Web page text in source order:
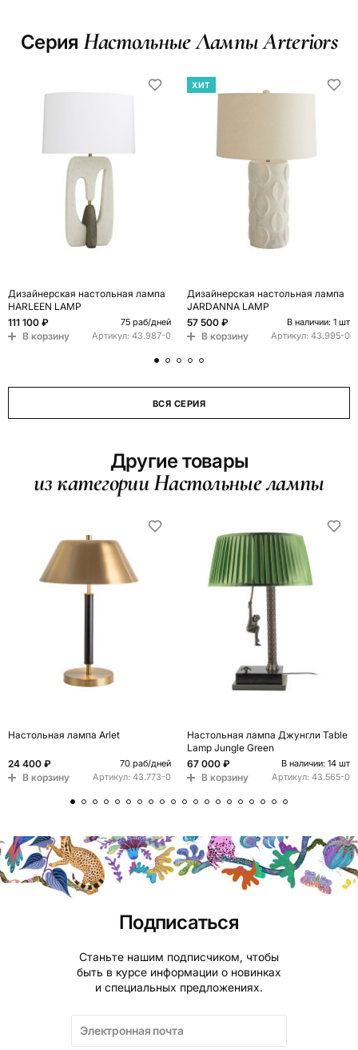
Серия Настольные Лампы Arteriors
Дизайнерская настольная лампа
HARLEEN LAMP
111 100 ₽
75 раб/дней
В корзину Артикул: 43.987-0
ХИТ
Дизайнерская настольная лампа
JARDANNA LAMP
57 500 ₽
В наличии: 1 шт
В корзину Артикул: 43.995-0
ВСЯ СЕРИЯ
Другие товары
из категории Настольные лампы
Настольная лампа Arlet
24 400 ₽ 70 раб/дней
В корзину Артикул: 43.773-0
Настольная лампа Джунгли Table
Lamp Jungle Green
67 000 ₽
В наличии: 14 шт
В корзину Артикул: 43.565-0
Подписаться
Станьте нашим подписчиком, чтобы
быть в курсе информации о новинках
и специальных предложениях.